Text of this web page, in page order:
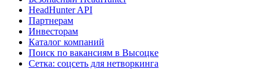
HeadHunter API
Партнерам
Инвесторам
Каталог компаний
Поиск по вакансиям в Высоцке
Сетка: соцсеть для нетворкинга